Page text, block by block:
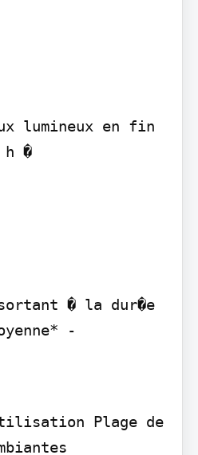
lumineux en fin
h �
� la dur�e
-
Plage de